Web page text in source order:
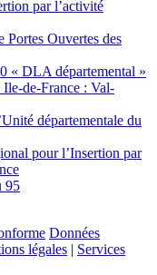
par l’activité
Portes Ouvertes des
« DLA départemental »
Ile-de-France : Val-
départementale du
pour l’Insertion par
95
Données
légales | Services